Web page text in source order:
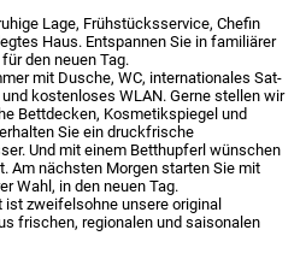
Lage, Frühstücksservice, Chefin
Haus. Entspannen Sie in familiärer
den neuen Tag.
mit Dusche, WC, internationales Sat-
kostenloses WLAN. Gerne stellen wir
Bettdecken, Kosmetikspiegel und
Sie ein druckfrische
Und mit einem Betthupferl wünschen
Am nächsten Morgen starten Sie mit
Wahl, in den neuen Tag.
ist zweifelsohne unsere original
frischen, regionalen und saisonalen